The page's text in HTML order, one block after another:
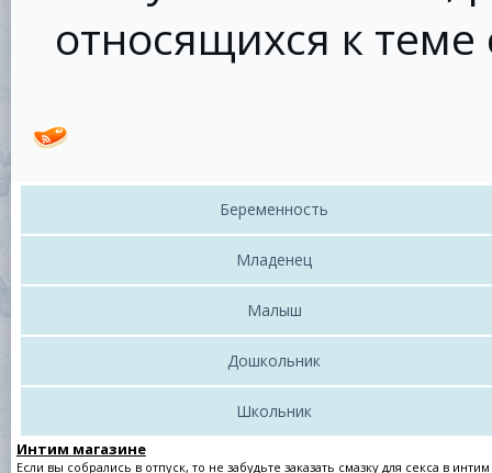
относящихся к
Беременность
Младенец
Малыш
Дошкольник
Школьник
Интим магазине
Если вы собрались в отпуск, то не забудьте заказать смазку для секса в интим